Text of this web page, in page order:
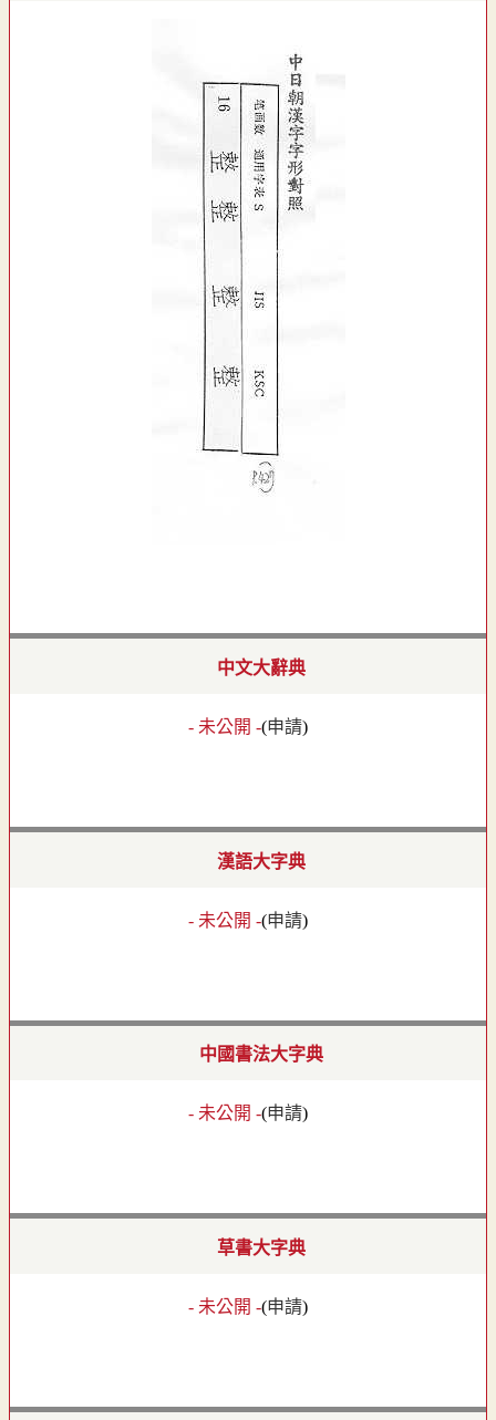
中文大辭典
- 未公開 -(申請)
漢語大字典
- 未公開 -(申請)
中國書法大字典
- 未公開 -(申請)
草書大字典
- 未公開 -(申請)